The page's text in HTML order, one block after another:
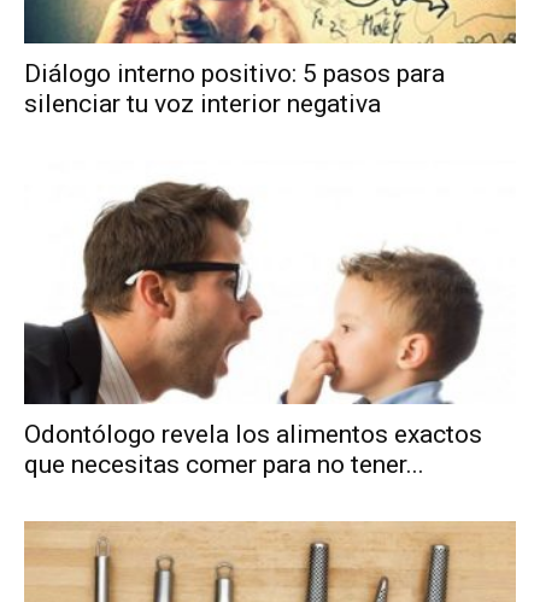
Diálogo interno positivo: 5 pasos para
silenciar tu voz interior negativa
Odontólogo revela los alimentos exactos
que necesitas comer para no tener...